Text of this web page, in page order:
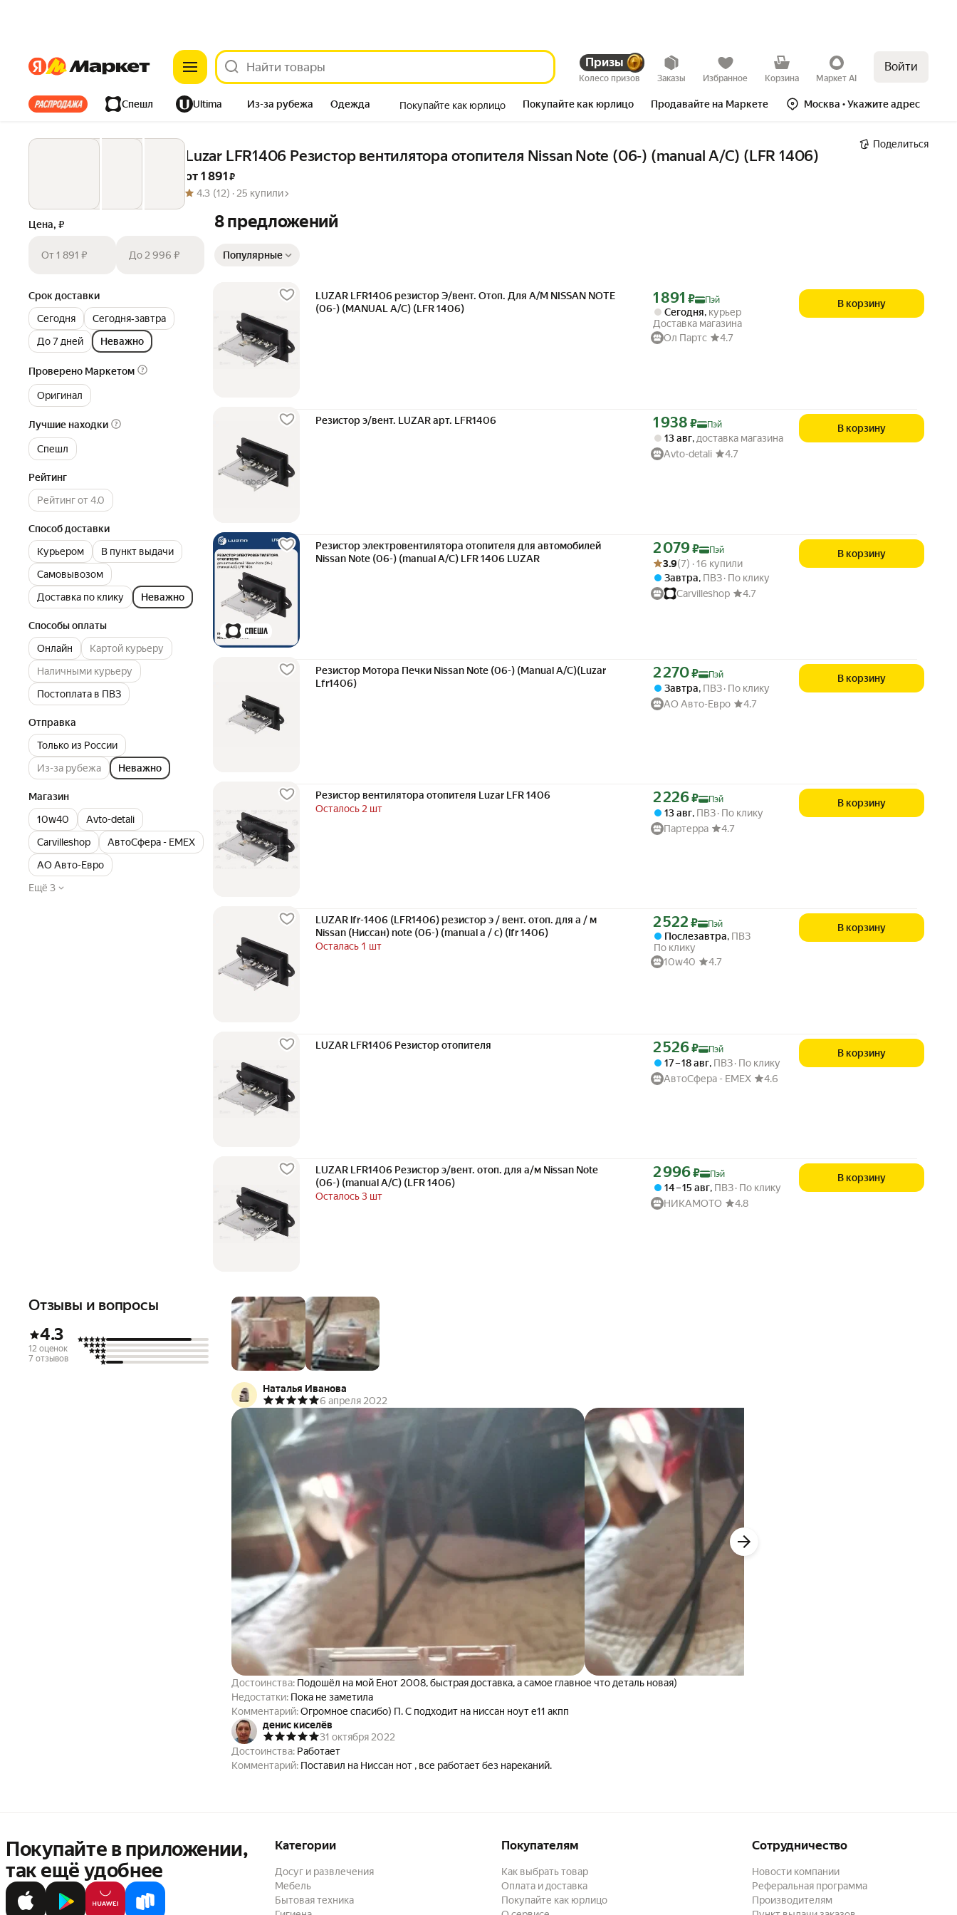
ЯндексЯндекс Призы
Колесо призов Заказы Избранное Корзина Маркет AI
Войти
Все хиты Спешл Ultima Из-за рубежа Одежда
Дом Ремонт Детям Красота
Покупайте как юрлицо Покупайте как юрлицо Продавайте на Маркете Москва • Укажите адрес
Luzar LFR1406 Резистор вентилятора отопителя Nissan Note (06-) (manual A/C) (LFR 1406)
от 1 891 ₽
4.3 (12) · 25 купили
Поделиться
Цена, ₽
От 1 891 ₽ До 2 996 ₽
Срок доставки
Сегодня
Сегодня‐завтра
До 7 дней
Неважно
Проверено Маркетом
Оригинал
Лучшие находки
Спешл
Рейтинг
Рейтинг от 4.0
Способ доставки
Курьером
В пункт выдачи
Самовывозом
Доставка по клику
Неважно
Способы оплаты
Онлайн
Картой курьеру
Наличными курьеру
Постоплата в ПВЗ
Отправка
Только из России
Из-за рубежа
Неважно
Магазин
10w40
Avto-detali
Carvilleshop
АвтоСфера - ЕМЕХ
АО Авто-Евро
Ещё 3
8 предложений
Популярные
LUZAR LFR1406 резистор Э/вент. Отоп. Для А/М NISSAN NOTE
(06-) (MANUAL A/C) (LFR 1406)
Цена с картой Яндекс Пэй 1891 ₽ вместо
1 891 ₽ Пэй
Сегодня, курьер
Доставка магазина
Ол Партс
4.7
В корзину
Резистор э/вент. LUZAR арт. LFR1406 Цена с картой Яндекс Пэй 1938 ₽ вместо
1 938 ₽ Пэй
13 авг,доставка магазина
Avto-detali
4.7
В корзину
Резистор электровентилятора отопителя для автомобилей
Nissan Note (06-) (manual A/C) LFR 1406 LUZAR
Цена с картой Яндекс Пэй 2079 ₽ вместо
2 079₽
Пэй
Рейтинг товара: 3.9 из 5
Оценок: (7) · 16 купили
3.9(7) · 16 купили
Завтра, ПВЗ По клику
Carvilleshop
4.7
В корзину
Резистор Мотора Печки Nissan Note (06-) (Manual A/C)(Luzar
Lfr1406)
Цена с картой Яндекс Пэй 2270 ₽ вместо
2 270₽ Пэй
Завтра, ПВЗ По клику
АО Авто-Евро
4.7
В корзину
Резистор вентилятора отопителя Luzar LFR 1406
Осталось 2 шт
Цена с картой Яндекс Пэй 2226 ₽ вместо
2 226₽ Пэй
13 авг, ПВЗ По клику
Партерра
4.7
В корзину
LUZAR lfr-1406 (LFR1406) резистор э / вент. отоп. для а / м
Nissan (Ниссан) note (06-) (manual a / c) (lfr 1406)
Осталась 1 шт
Цена с картой Яндекс Пэй 2522 ₽ вместо
2 522 ₽ Пэй
Послезавтра, ПВЗ
По клику
10w40
4.7
В корзину
LUZAR LFR1406 Резистор отопителя Цена с картой Яндекс Пэй 2526 ₽ вместо
2 526₽ Пэй
17 – 18 авг, ПВЗ По клику
АвтоСфера - ЕМЕХ
4.6
В корзину
LUZAR LFR1406 Резистор э/вент. отоп. для а/м Nissan Note
(06-) (manual A/C) (LFR 1406)
Осталось 3 шт
Цена с картой Яндекс Пэй 2996 ₽ вместо
2 996₽ Пэй
14 – 15 авг, ПВЗ По клику
НИКАМОТО
4.8
В корзину
Отзывы и вопросы
4.3
12 оценок
7 отзывов
Наталья Иванова
6 апреля 2022
Достоинства: Подошёл на мой Енот 2008, быстрая доставка, а самое главное что деталь новая)
Недостатки: Пока не заметила
Комментарий:Огромное спасибо) П. С подходит на ниссан ноут е11 акпп
денис киселёв
31 октября 2022
Достоинства: Работает
Комментарий: Поставил на Ниссан нот , все работает без нареканий.
Покупайте в приложении,
так ещё удобнее
Категории
Досуг и развлечения
Мебель
Бытовая техника
Покупателям
Как выбрать товар
Оплата и доставка
Покупайте как юрлицо
Сотрудничество
Новости компании
Реферальная программа
Производителям